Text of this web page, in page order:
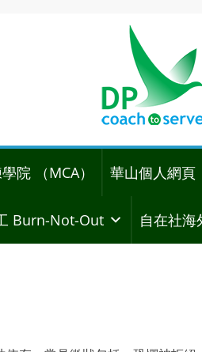
院 （MCA） 華山個人網頁
Burn-Not-Out 自在社海